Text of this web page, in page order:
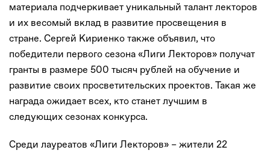
материала подчеркивает уникальный талант лекторов
и их весомый вклад в развитие просвещения в
стране. Сергей Кириенко также объявил, что
победители первого сезона «Лиги Лекторов» получат
гранты в размере 500 тысяч рублей на обучение и
развитие своих просветительских проектов. Такая же
награда ожидает всех, кто станет лучшим в
следующих сезонах конкурса.
Среди лауреатов «Лиги Лекторов» – жители 22